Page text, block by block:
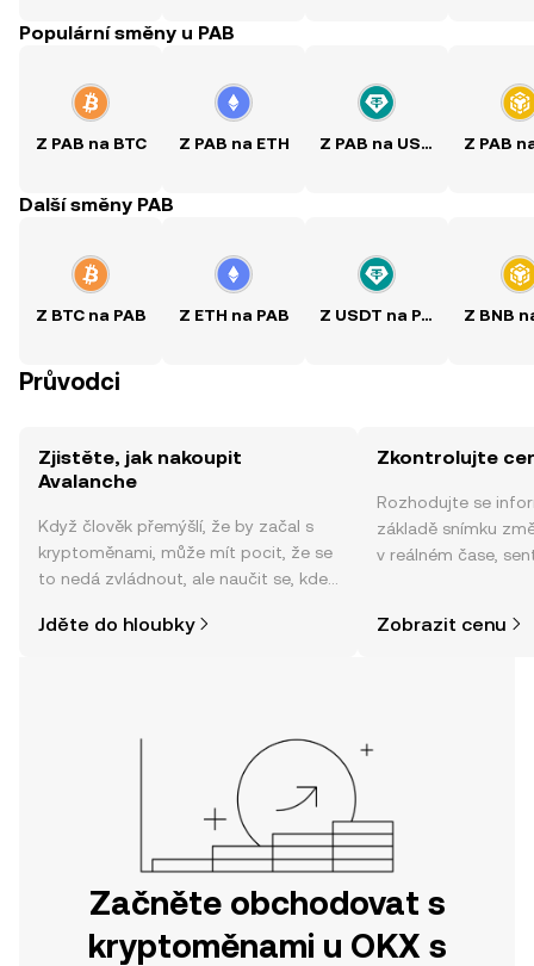
Populární směny u PAB
Z PAB na BTC Z PAB na ETH Z PAB na USDT Z PAB
Další směny PAB
Z BTC na PAB Z ETH na PAB Z USDT na PAB Z BNB
Průvodci
Zjistěte, jak nakoupit
Avalanche
Když člověk přemýšlí, že by začal s
kryptoměnami, může mít pocit, že se
to nedá zvládnout, ale naučit se, kde
jednodušší, než si myslíte. Odstartujte
Jděte do hloubky
Zkontrolujte
Rozhodujte se
základě snímku
v reálném čase,
Zobrazit cenu
Začněte obchodovat s
kryptoměnami u OKX s